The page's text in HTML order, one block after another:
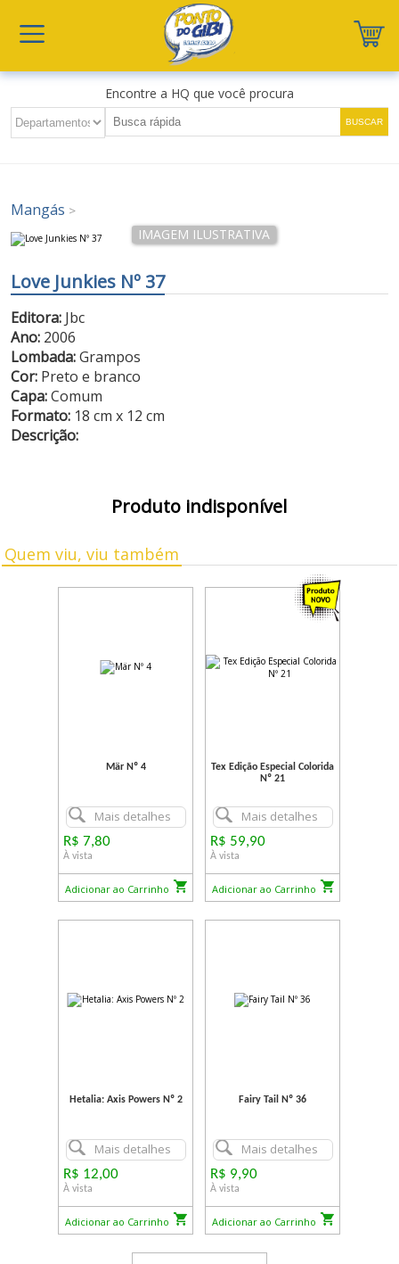
Encontre a HQ que você procura
Mangás >
Love Junkies Nº 37
Editora: Jbc
Ano: 2006
Lombada:Grampos
Cor: Preto e branco
Capa:Comum
Formato: 18 cm x 12 cm
Descrição:
Produto indisponível
Quem viu, viu também
Mär Nº 4
Mais detalhes
R$ 7,80
À vista
Adicionar ao Carrinho
Tex Edição Especial Colorida
Nº 21
Mais detalhes
R$ 59,90
À vista
Adicionar ao Carrinho
Hetalia: Axis Powers Nº 2
Mais detalhes
R$ 12,00
À vista
Adicionar ao Carrinho
Fairy Tail Nº 36
Mais detalhes
R$ 9,90
À vista
Adicionar ao Carrinho